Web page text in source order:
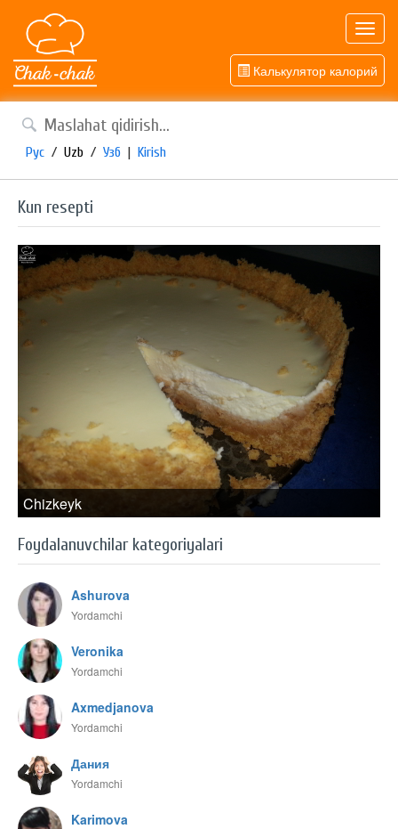
Калькулятор калорий
Рус / Uzb / Узб | Kirish
Kun resepti
Chizkeyk
Foydalanuvchilar kategoriyalari
Ashurova
Yordamchi
Veronika
Yordamchi
Axmedjanova
Yordamchi
Дания
Yordamchi
Karimova